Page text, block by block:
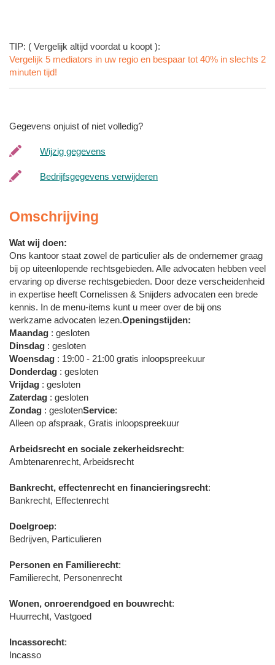
TIP: ( Vergelijk altijd voordat u koopt ):
Vergelijk 5 mediators in uw regio en bespaar tot 40% in slechts 2
minuten tijd!
Gegevens onjuist of niet volledig?
Wijzig gegevens
Bedrijfsgegevens verwijderen
Omschrijving
Wat wij doen:
Ons kantoor staat zowel de particulier als de ondernemer graag
bij op uiteenlopende rechtsgebieden. Alle advocaten hebben veel
ervaring op diverse rechtsgebieden. Door deze verscheidenheid
in expertise heeft Cornelissen & Snijders advocaten een brede
kennis. In de menu-items kunt u meer over de bij ons
werkzame advocaten lezen.Openingstijden:
Maandag : gesloten
Dinsdag : gesloten
Woensdag : 19:00 - 21:00 gratis inloopspreekuur
Donderdag : gesloten
Vrijdag : gesloten
Zaterdag : gesloten
Zondag : geslotenService:
Alleen op afspraak, Gratis inloopspreekuur
Arbeidsrecht en sociale zekerheidsrecht:
Ambtenarenrecht, Arbeidsrecht
Bankrecht, effectenrecht en financieringsrecht:
Bankrecht, Effectenrecht
Doelgroep:
Bedrijven, Particulieren
Personen en Familierecht:
Familierecht, Personenrecht
Wonen, onroerendgoed en bouwrecht:
Huurrecht, Vastgoed
Incassorecht:
Incasso